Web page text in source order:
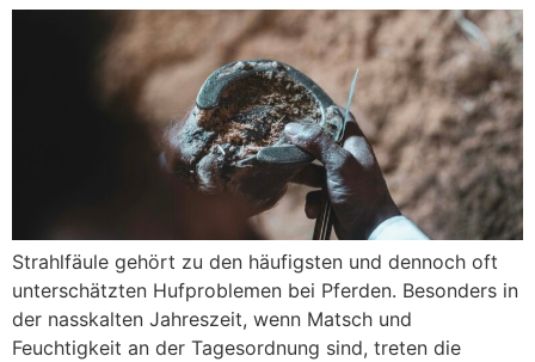
Strahlfäule gehört zu den häufigsten und dennoch oft
unterschätzten Hufproblemen bei Pferden. Besonders in
der nasskalten Jahreszeit, wenn Matsch und
Feuchtigkeit an der Tagesordnung sind, treten die